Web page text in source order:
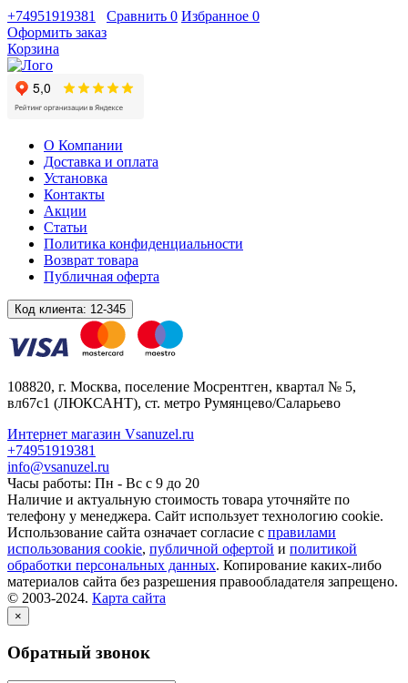
+74951919381
Сравнить 0 Избранное 0
Оформить заказ
Корзина
О Компании
Доставка и оплата
Установка
Контакты
Акции
Статьи
Политика конфиденциальности
Возврат товара
Публичная оферта
Код клиента: 12-345
108820, г. Москва, поселение Мосрентген, квартал № 5,
вл67с1 (ЛЮКСАНТ), ст. метро Румянцево/Саларьево
Интернет магазин Vsanuzel.ru
+74951919381
info@vsanuzel.ru
Часы работы: Пн - Вс с 9 до 20
Наличие и актуальную стоимость товара уточняйте по
телефону у менеджера. Сайт использует технологию cookie.
Использование сайта означает согласие с правилами
использования cookie, публичной офертой и политикой
обработки персональных данных. Копирование каких-либо
материалов сайта без разрешения правообладателя запрещено.
© 2003-2024. Карта сайта
×
Обратный звонок